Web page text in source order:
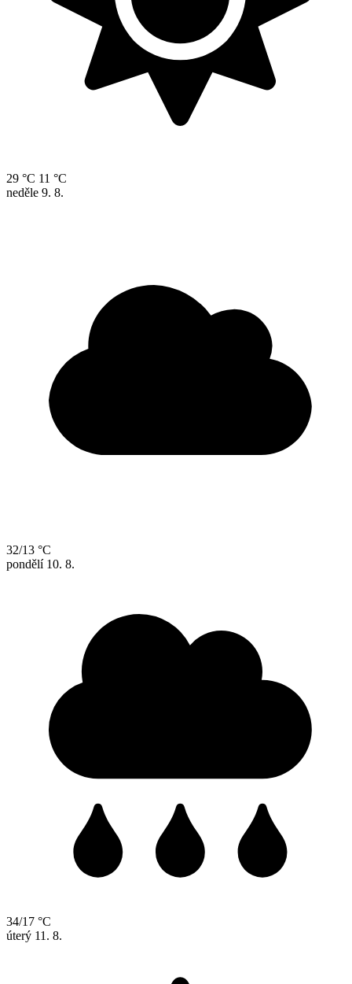
29 °C 11 °C
neděle 9. 8.
32/13 °C
pondělí 10. 8.
34/17 °C
úterý 11. 8.